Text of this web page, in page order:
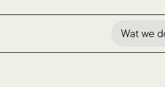
Wat we